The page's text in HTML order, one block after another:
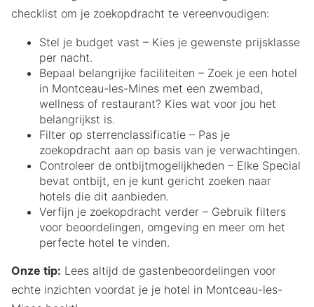
checklist om je zoekopdracht te vereenvoudigen:
Stel je budget vast – Kies je gewenste prijsklasse
per nacht.
Bepaal belangrijke faciliteiten – Zoek je een hotel
in Montceau-les-Mines met een zwembad,
wellness of restaurant? Kies wat voor jou het
belangrijkst is.
Filter op sterrenclassificatie – Pas je
zoekopdracht aan op basis van je verwachtingen.
Controleer de ontbijtmogelijkheden – Elke Special
bevat ontbijt, en je kunt gericht zoeken naar
hotels die dit aanbieden.
Verfijn je zoekopdracht verder – Gebruik filters
voor beoordelingen, omgeving en meer om het
perfecte hotel te vinden.
Onze tip: Lees altijd de gastenbeoordelingen voor
echte inzichten voordat je je hotel in Montceau-les-